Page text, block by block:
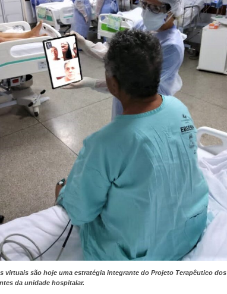
virtuais são hoje uma estratégia integrante do Projeto Terapêutico dos
da unidade hospitalar.